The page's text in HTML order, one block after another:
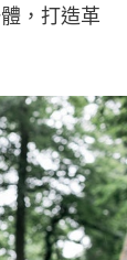
，打造革